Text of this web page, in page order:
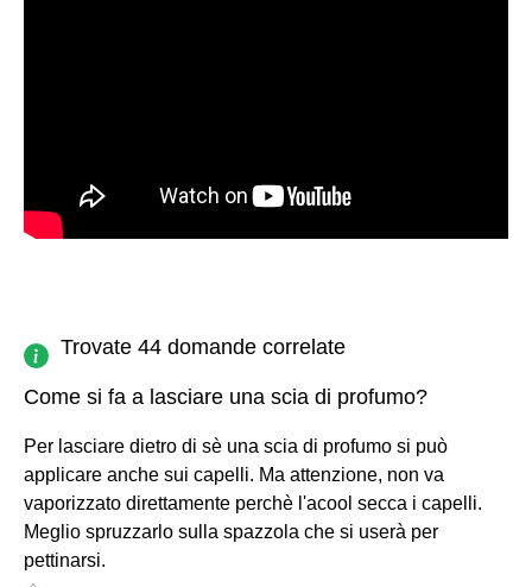
Trovate 44 domande correlate
Come si fa a lasciare una scia di profumo?
Per lasciare dietro di sè una scia di profumo si può
applicare anche sui capelli. Ma attenzione, non va
vaporizzato direttamente perchè l'acool secca i capelli.
Meglio spruzzarlo sulla spazzola che si userà per
pettinarsi.